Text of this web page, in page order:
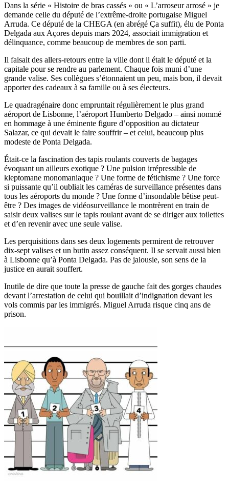
Dans la série « Histoire de bras cassés » ou « L’arroseur arrosé » je
demande celle du député de l’extrême-droite portugaise Miguel
Arruda. Ce député de la CHEGA (en abrégé Ça suffit), élu de Ponta
Delgada aux Açores depuis mars 2024, associait immigration et
délinquance, comme beaucoup de membres de son parti.
Il faisait des allers-retours entre la ville dont il était le député et la
capitale pour se rendre au parlement. Chaque fois muni d’une
grande valise. Ses collègues s’étonnaient un peu, mais bon, il devait
apporter des cadeaux à sa famille ou à ses électeurs.
Le quadragénaire donc empruntait régulièrement le plus grand
aéroport de Lisbonne, l’aéroport Humberto Delgado – ainsi nommé
en hommage à une éminente figure d’opposition au dictateur
Salazar, ce qui devait le faire souffrir – et celui, beaucoup plus
modeste de Ponta Delgada.
Était-ce la fascination des tapis roulants couverts de bagages
évoquant un ailleurs exotique ? Une pulsion irrépressible de
kleptomane monomaniaque ? Une forme de fétichisme ? Une force
si puissante qu’il oubliait les caméras de surveillance présentes dans
tous les aéroports du monde ? Une forme d’insondable bêtise peut-
être ? Des images de vidéosurveillance le montrèrent en train de
saisir deux valises sur le tapis roulant avant de se diriger aux toilettes
et d’en revenir avec une seule valise.
Les perquisitions dans ses deux logements permirent de retrouver
dix-sept valises et un butin assez conséquent. Il se servait aussi bien
à Lisbonne qu’à Ponta Delgada. Pas de jalousie, son sens de la
justice en aurait souffert.
Inutile de dire que toute la presse de gauche fait des gorges chaudes
devant l’arrestation de celui qui bouillait d’indignation devant les
vols commis par les immigrés. Miguel Arruda risque cinq ans de
prison.